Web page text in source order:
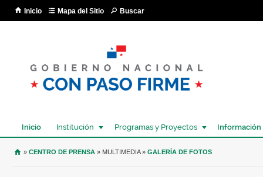
Inicio Mapa del Sitio Buscar
Inicio Institución Programas y Proyectos Información
USTED SE ENCUENTRA AQUÍ
» CENTRO DE PRENSA » MULTIMEDIA » GALERÍA DE FOTOS